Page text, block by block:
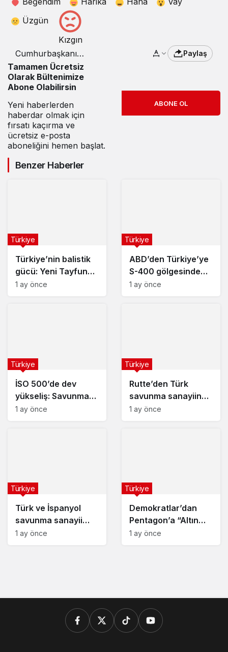
Üzgün
Kızgın
Cumhurbaşkanı
Erdoğan’dan Antalya
Diplomasi Forumu’nda
çarpıcı mesajlar
Paylaş
Tamamen Ücretsiz
Olarak Bültenimize
Abone Olabilirsin
Yeni haberlerden
haberdar olmak için
fırsatı kaçırma ve
ücretsiz e-posta
aboneliğini hemen başlat.
ABONE OL
Benzer Haberler
Türkiye’nin balistik
gücü: Yeni Tayfun
teslimatı yapıldı
Türkiye
1 ay önce
ABD’den Türkiye’ye
S-400 gölgesinde
dev motor satışı
Türkiye
1 ay önce
İSO 500’de dev
yükseliş: Savunma
sanayisi uçuşa geçti
Türkiye
1 ay önce
Rutte’den Türk
savunma sanayiine
övgü: Büyük fırsat
Türkiye
1 ay önce
Türk ve İspanyol
savunma sanayii
güçlerini birleştiriyor
Türkiye
1 ay önce
Demokratlar’dan
Pentagon’a “Altın
Kubbe” sorgusu
Türkiye
1 ay önce